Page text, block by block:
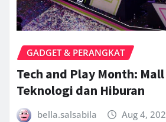
GADGET & PERANGKAT
Tech and Play Month:
Teknologi dan Hiburan
bella.salsabila Aug 4,